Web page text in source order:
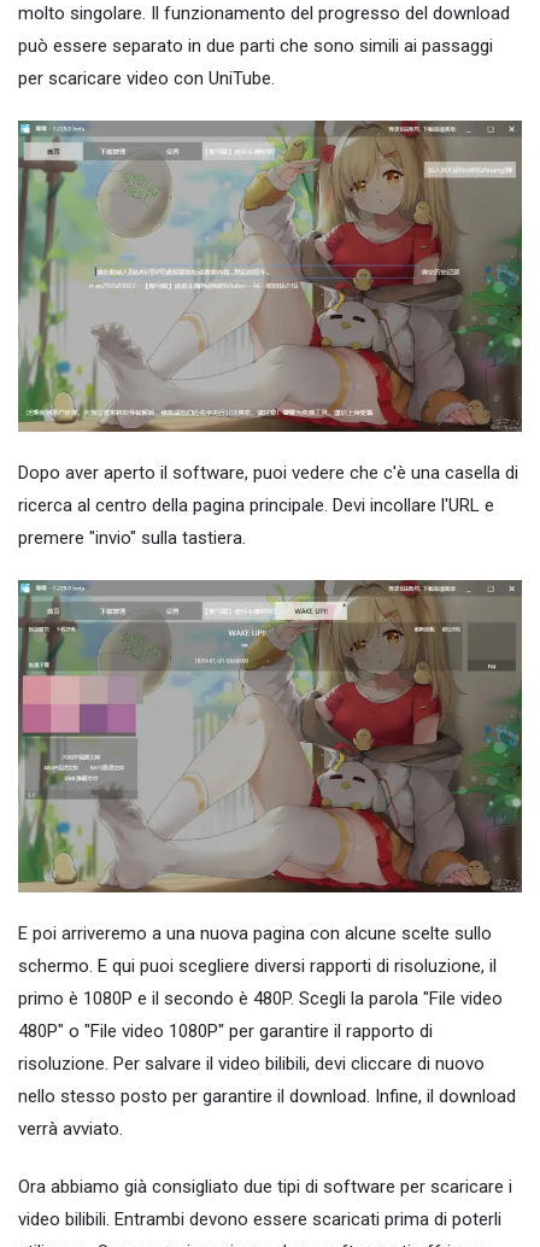
molto singolare. Il funzionamento del progresso del download
può essere separato in due parti che sono simili ai passaggi
per scaricare video con UniTube.
Dopo aver aperto il software, puoi vedere che c'è una casella di
ricerca al centro della pagina principale. Devi incollare l'URL e
premere "invio" sulla tastiera.
E poi arriveremo a una nuova pagina con alcune scelte sullo
schermo. E qui puoi scegliere diversi rapporti di risoluzione, il
primo è 1080P e il secondo è 480P. Scegli la parola "File video
480P" o "File video 1080P" per garantire il rapporto di
risoluzione. Per salvare il video bilibili, devi cliccare di nuovo
nello stesso posto per garantire il download. Infine, il download
verrà avviato.
Ora abbiamo già consigliato due tipi di software per scaricare i
video bilibili. Entrambi devono essere scaricati prima di poterli